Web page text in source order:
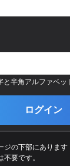
と半角アルファベッ
ジの下部にありま
要です。